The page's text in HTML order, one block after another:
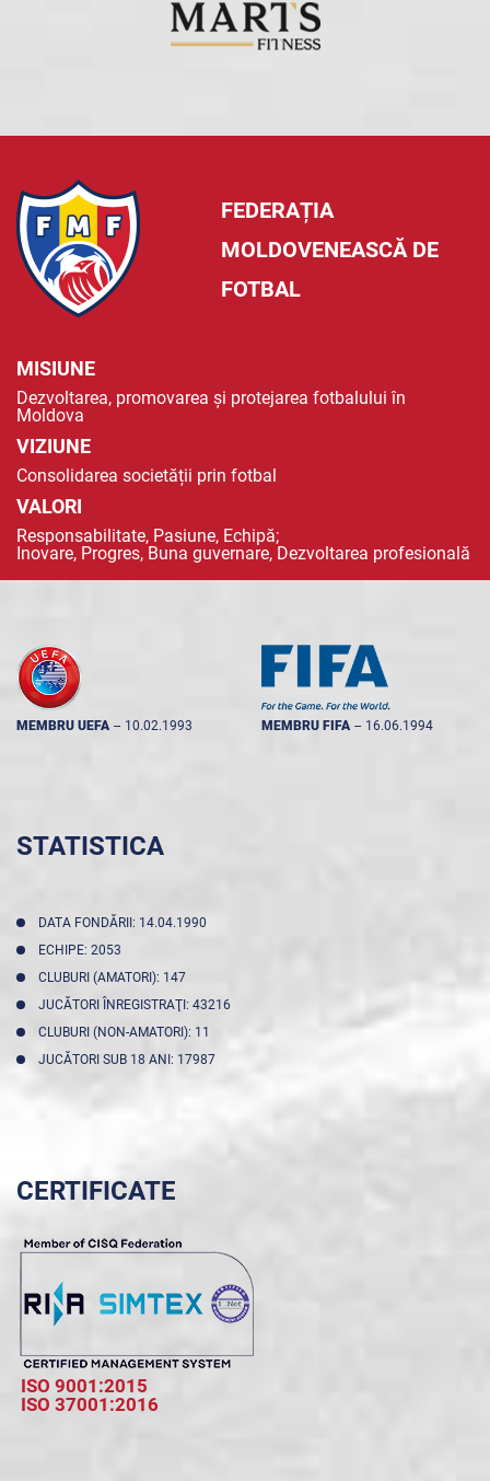
FEDERAȚIA
MOLDOVENEASCĂ DE
FOTBAL
MISIUNE
Dezvoltarea, promovarea și protejarea fotbalului în
Moldova
VIZIUNE
Consolidarea societății prin fotbal
VALORI
Responsabilitate, Pasiune, Echipă;
Inovare, Progres, Buna guvernare, Dezvoltarea profesională
MEMBRU UEFA -- 10.02.1993 MEMBRU FIFA -- 16.06.1994
STATISTICA
DATA FONDĂRII: 14.04.1990
ECHIPE: 2053
CLUBURI (AMATORI): 147
JUCĂTORI ÎNREGISTRAŢI: 43216
CLUBURI (NON-AMATORI): 11
JUCĂTORI SUB 18 ANI: 17987
CERTIFICATE
ISO 9001:2015
ISO 37001:2016